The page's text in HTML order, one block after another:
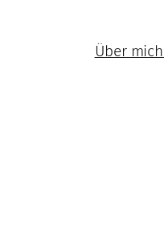
Über mich